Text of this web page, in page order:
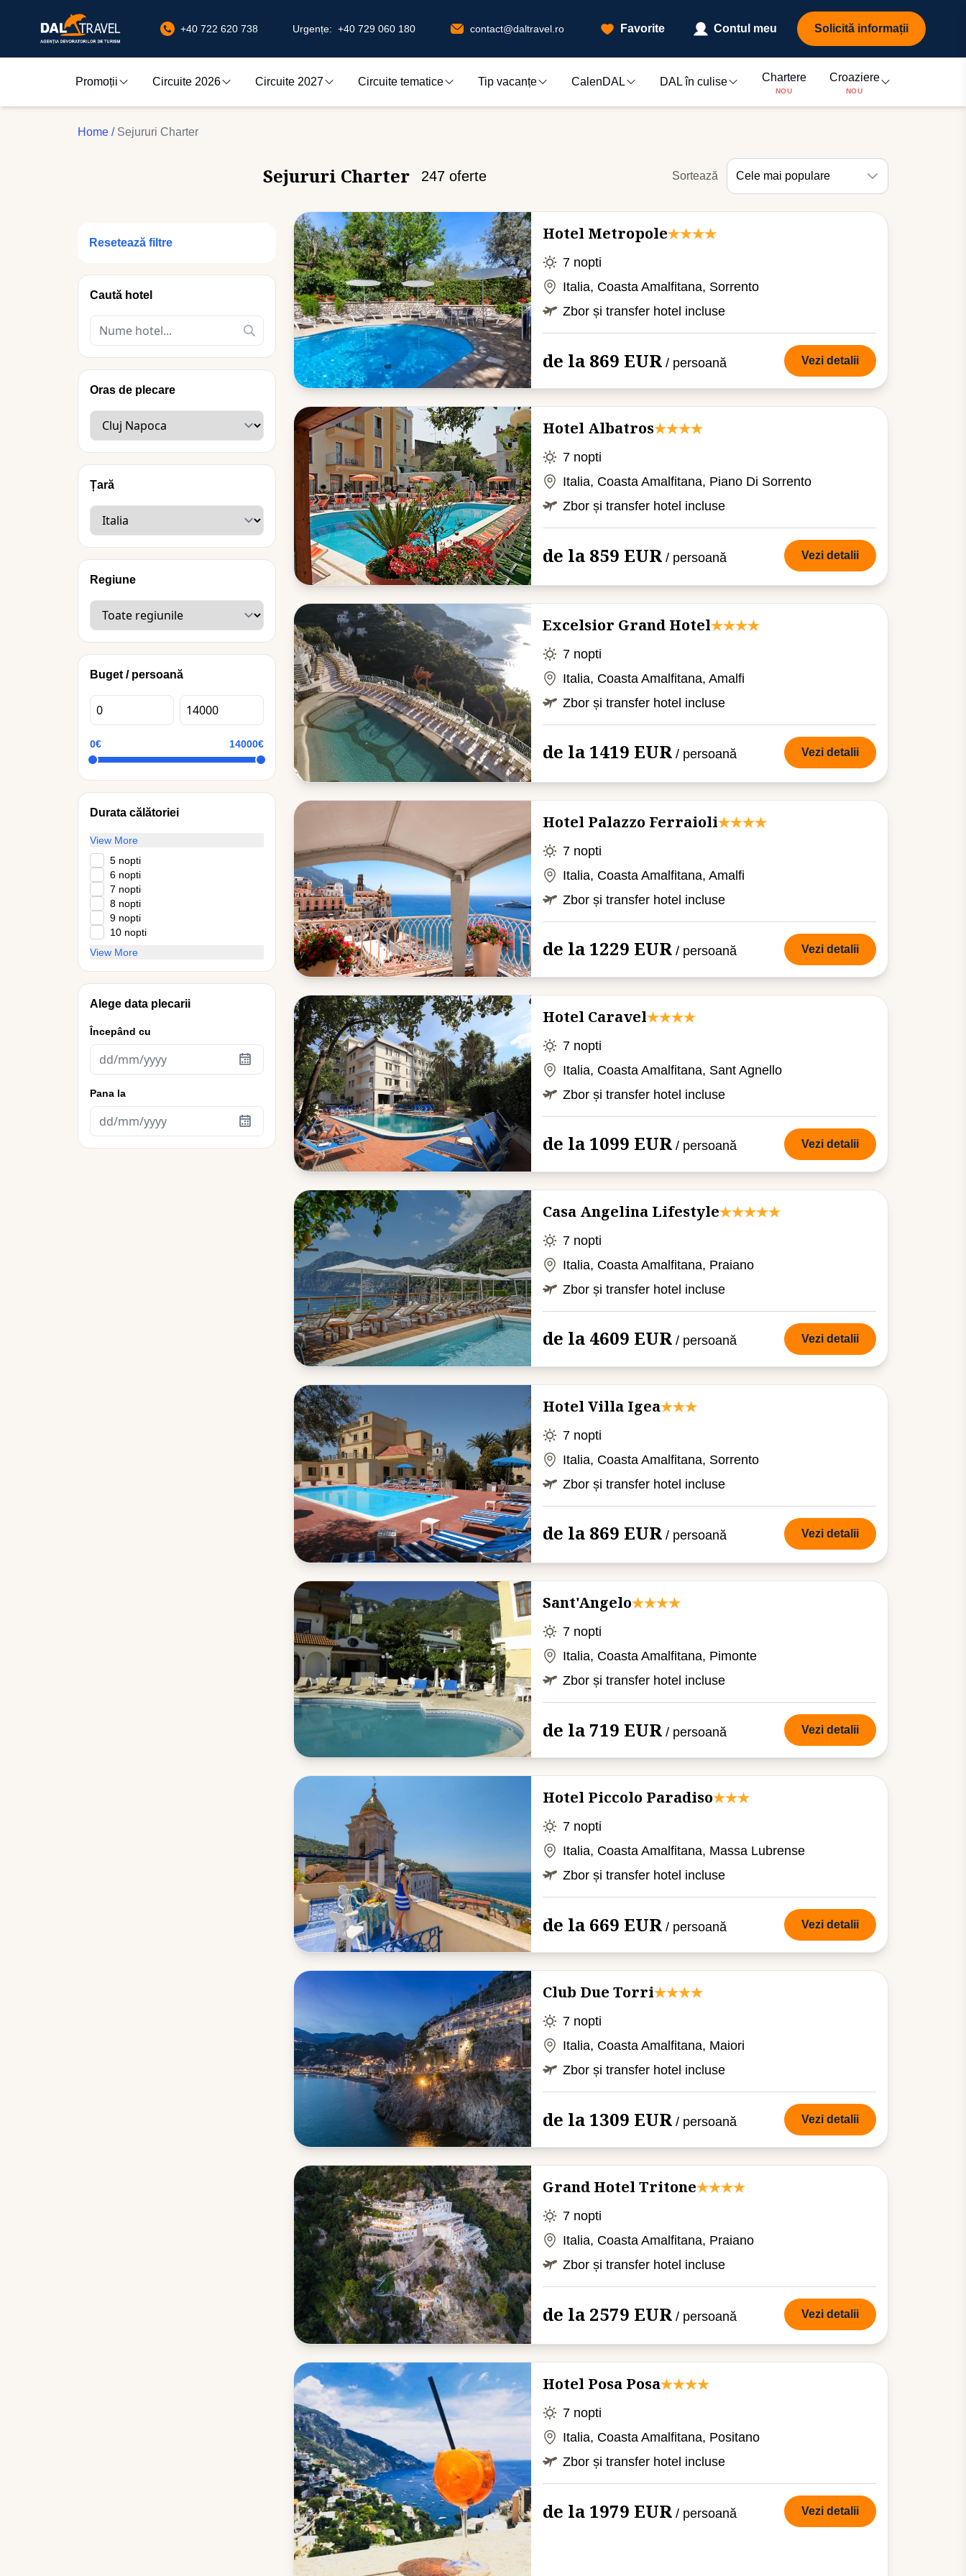
+40 722 620 738 Urgențe: +40 729 060 180 contact@daltravel.ro Favorite Contul meu Solicită informații
Promoții Circuite 2026 Circuite 2027 Circuite tematice Tip vacanțe CalenDAL DAL în culise Chartere
NOU
Croaziere
NOU
Home / Sejururi Charter
Sejururi Charter 247 oferte Sortează Cele mai populare
Resetează filtre
Caută hotel
Oras de plecare
Țară
Regiune
Buget / persoană
0€ 14000€
Durata călătoriei
View More
5 nopti
6 nopti
7 nopti
8 nopti
9 nopti
10 nopti
View More
Alege data plecarii
Începând cu
Pana la
Hotel Metropole
7 nopti
Italia, Coasta Amalfitana, Sorrento
Zbor și transfer hotel incluse
de la 869 EUR / persoană Vezi detalii
Hotel Albatros
7 nopti
Italia, Coasta Amalfitana, Piano Di Sorrento
Zbor și transfer hotel incluse
de la 859 EUR / persoană Vezi detalii
Excelsior Grand Hotel
7 nopti
Italia, Coasta Amalfitana, Amalfi
Zbor și transfer hotel incluse
de la 1419 EUR / persoană Vezi detalii
Hotel Palazzo Ferraioli
7 nopti
Italia, Coasta Amalfitana, Amalfi
Zbor și transfer hotel incluse
de la 1229 EUR / persoană Vezi detalii
Hotel Caravel
7 nopti
Italia, Coasta Amalfitana, Sant Agnello
Zbor și transfer hotel incluse
de la 1099 EUR / persoană Vezi detalii
Casa Angelina Lifestyle
7 nopti
Italia, Coasta Amalfitana, Praiano
Zbor și transfer hotel incluse
de la 4609 EUR / persoană Vezi detalii
Hotel Villa Igea
7 nopti
Italia, Coasta Amalfitana, Sorrento
Zbor și transfer hotel incluse
de la 869 EUR / persoană Vezi detalii
Sant'Angelo
7 nopti
Italia, Coasta Amalfitana, Pimonte
Zbor și transfer hotel incluse
de la 719 EUR / persoană Vezi detalii
Hotel Piccolo Paradiso
7 nopti
Italia, Coasta Amalfitana, Massa Lubrense
Zbor și transfer hotel incluse
de la 669 EUR / persoană Vezi detalii
Club Due Torri
7 nopti
Italia, Coasta Amalfitana, Maiori
Zbor și transfer hotel incluse
de la 1309 EUR / persoană Vezi detalii
Grand Hotel Tritone
7 nopti
Italia, Coasta Amalfitana, Praiano
Zbor și transfer hotel incluse
de la 2579 EUR / persoană Vezi detalii
Hotel Posa Posa
7 nopti
Italia, Coasta Amalfitana, Positano
Zbor și transfer hotel incluse
de la 1979 EUR / persoană Vezi detalii